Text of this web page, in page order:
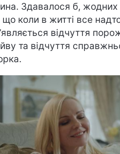
Здавалося б, жодних
що коли в житті все
відчуття
та відчуття